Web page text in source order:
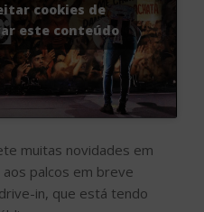
cookies de
este conteúdo
muitas novidades em
palcos em breve
in, que está tendo